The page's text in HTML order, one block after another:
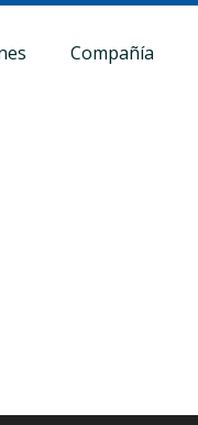
Compañía